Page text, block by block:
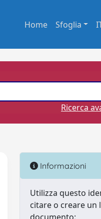
Home Sfoglia
Ricerca
Informazioni
Utilizza questo
citare o creare un